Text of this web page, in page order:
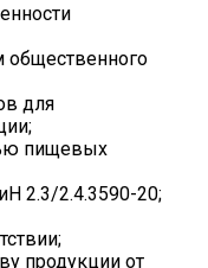
общественного
для
пищевых
2.3/2.4.3590-20;
продукции от